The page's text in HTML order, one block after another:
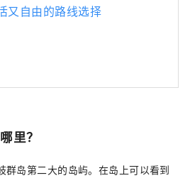
自由的路线选择
里？
群岛第二大的岛屿。在岛上可以看到